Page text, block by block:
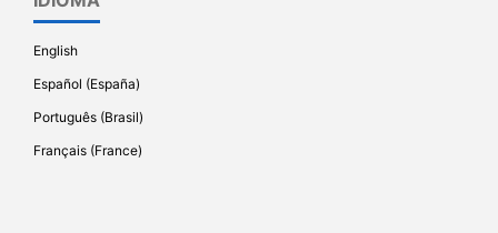
English
Español (España)
Português (Brasil)
Français (France)